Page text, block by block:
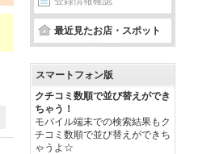
最近見たお店・スポット
スマートフォン版
クチコミ数順で並び替えができ
ちゃう！
モバイル端末での検索結果もク
チコミ数順で並び替えができち
ゃうよ☆